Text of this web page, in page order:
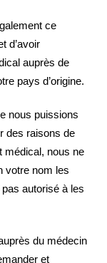
ce
d’avoir
auprès de
pays d’origine.
nous puissions
des raisons de
médical, nous ne
votre nom les
autorisé à les
du médecin
et